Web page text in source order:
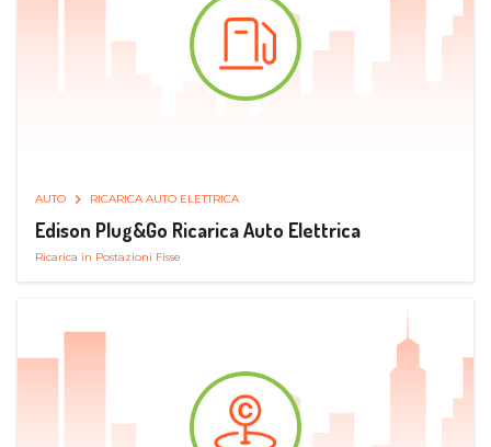
AUTO RICARICA AUTO ELETTRICA
Edison Plug&Go Ricarica Auto Elettrica
Ricarica in Postazioni Fisse